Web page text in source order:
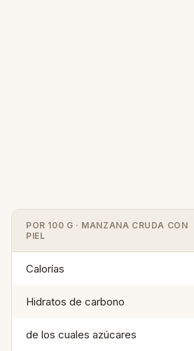
POR 100 G · MANZANA CRUDA CON
PIEL
Calorías
Hidratos de carbono
de los cuales azúcares